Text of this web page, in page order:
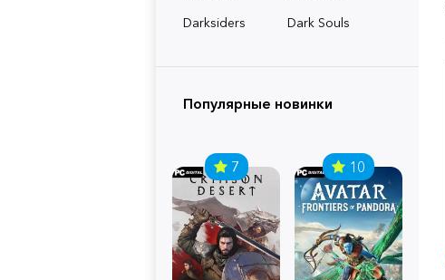
Darksiders
Dark Souls
Популярные новинки
7 10